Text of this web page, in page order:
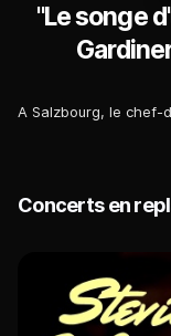
"Le songe
Concerts en